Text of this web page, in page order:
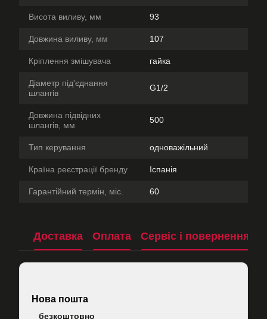
Висота виливу, мм 93
Довжина виливу, мм 107
Кріплення змішувача гайка
Діаметр під'єднання
шлангів
G1/2
Довжина підвідних
шлангів, мм
500
Тип керування одноважільний
Країна реєстрації бренду Іспанія
Гарантійний термін, міс. 60
Доставка Оплата Сервіс і повернення
Нова пошта
безкоштовно